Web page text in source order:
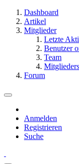
Dashboard
Artikel
Mitglieder
Letzte
Benutzer
Team
Forum
Anmelden
Registrieren
Suche